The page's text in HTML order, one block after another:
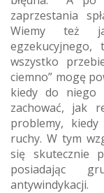
zaprzestania
Wiemy też
wszystko
ciemno” mogę
kiedy do niego
zachować, jak
problemy, kiedy
ruchy. W tym
się skutecznie
posiadając
antywindykacji.